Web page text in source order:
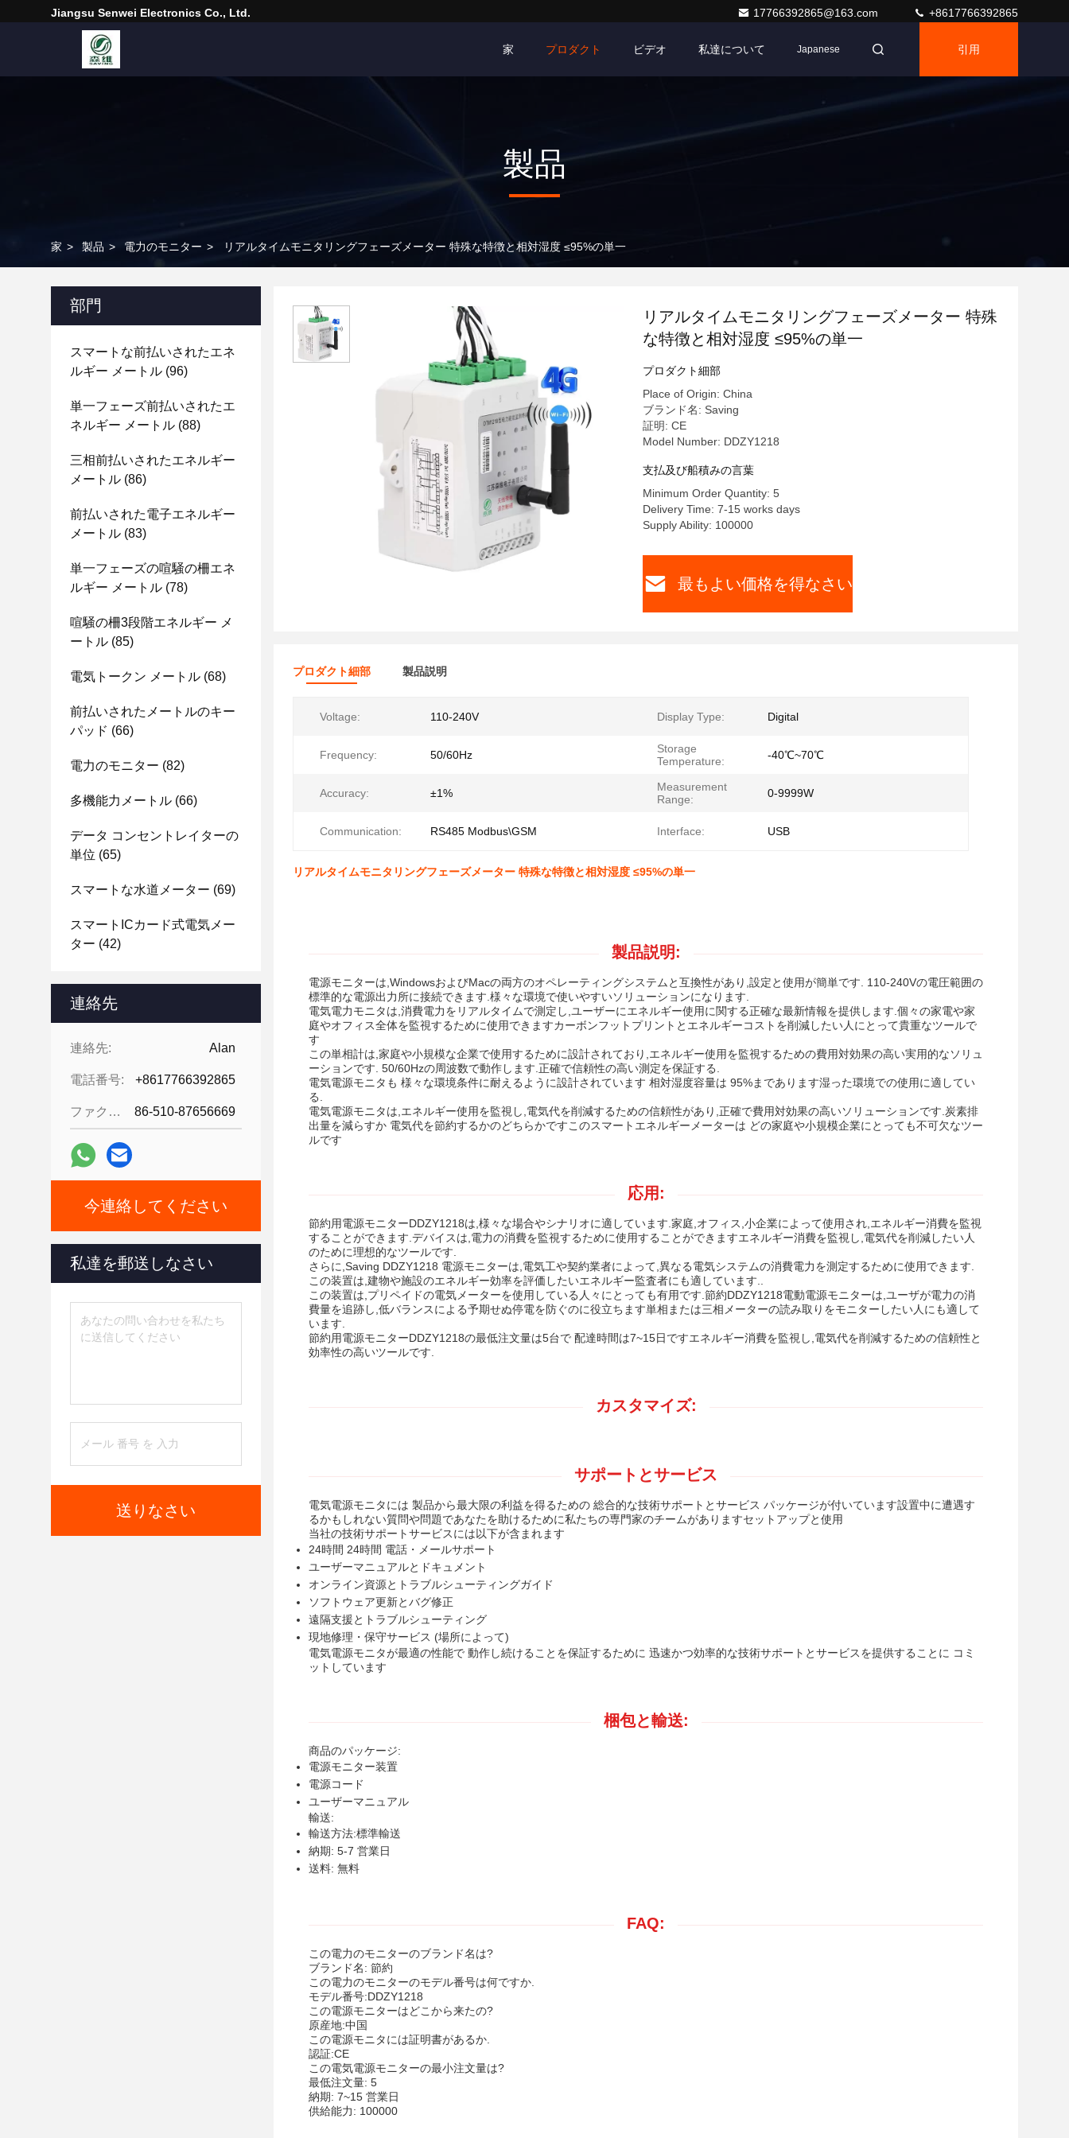
Jiangsu Senwei Electronics Co., Ltd. 17766392865@163.com +8617766392865
家 プロダクト ビデオ 私達について Japanese 引用
製品
家 > 製品 > 電力のモニター > リアルタイムモニタリングフェーズメーター 特殊な特徴と相対湿度 ≤95%の単一
部門
スマートな前払いされたエネ
ルギー メートル (96)
単一フェーズ前払いされたエ
ネルギー メートル (88)
三相前払いされたエネルギー
メートル (86)
前払いされた電子エネルギー
メートル (83)
単一フェーズの喧騒の柵エネ
ルギー メートル (78)
喧騒の柵3段階エネルギー メ
ートル (85)
電気トークン メートル (68)
前払いされたメートルのキー
パッド (66)
電力のモニター (82)
多機能力メートル (66)
データ コンセントレイターの
単位 (65)
スマートな水道メーター (69)
スマートICカード式電気メー
ター (42)
連絡先
連絡先: Alan
電話番号: +8617766392865
ファクシミリ: 86-510-87656669
今連絡してください
私達を郵送しなさい
送りなさい
リアルタイムモニタリングフェーズメーター 特殊
な特徴と相対湿度 ≤95%の単一
プロダクト細部
Place of Origin: China
ブランド名: Saving
証明: CE
Model Number: DDZY1218
支払及び船積みの言葉
Minimum Order Quantity: 5
Delivery Time: 7-15 works days
Supply Ability: 100000
最もよい価格を得なさい
プロダクト細部 製品説明
Voltage: 110-240V Display Type: Digital
Frequency: 50/60Hz
Storage
Temperature:
-40℃~70℃
Accuracy: ±1%
Measurement
Range:
0-9999W
Communication: RS485 Modbus\GSM Interface: USB
リアルタイムモニタリングフェーズメーター 特殊な特徴と相対湿度 ≤95%の単一
製品説明:
電源モニターは,WindowsおよびMacの両方のオペレーティングシステムと互換性があり,設定と使用が簡単です. 110-240Vの電圧範囲の
標準的な電源出力所に接続できます.様々な環境で使いやすいソリューションになります.
電気電力モニタは,消費電力をリアルタイムで測定し,ユーザーにエネルギー使用に関する正確な最新情報を提供します.個々の家電や家
庭やオフィス全体を監視するために使用できますカーボンフットプリントとエネルギーコストを削減したい人にとって貴重なツールで
す
この単相計は,家庭や小規模な企業で使用するために設計されており,エネルギー使用を監視するための費用対効果の高い実用的なソリュ
ーションです. 50/60Hzの周波数で動作します.正確で信頼性の高い測定を保証する.
電気電源モニタも 様々な環境条件に耐えるように設計されています 相対湿度容量は 95%まであります湿った環境での使用に適してい
る.
電気電源モニタは,エネルギー使用を監視し,電気代を削減するための信頼性があり,正確で費用対効果の高いソリューションです.炭素排
出量を減らすか 電気代を節約するかのどちらかですこのスマートエネルギーメーターは どの家庭や小規模企業にとっても不可欠なツー
ルです
応用:
節約用電源モニターDDZY1218は,様々な場合やシナリオに適しています.家庭,オフィス,小企業によって使用され,エネルギー消費を監視
することができます.デバイスは,電力の消費を監視するために使用することができますエネルギー消費を監視し,電気代を削減したい人
のために理想的なツールです.
さらに,Saving DDZY1218 電源モニターは,電気工や契約業者によって,異なる電気システムの消費電力を測定するために使用できます.
この装置は,建物や施設のエネルギー効率を評価したいエネルギー監査者にも適しています..
この装置は,プリペイドの電気メーターを使用している人々にとっても有用です.節約DDZY1218電動電源モニターは,ユーザが電力の消
費量を追跡し,低バランスによる予期せぬ停電を防ぐのに役立ちます単相または三相メーターの読み取りをモニターしたい人にも適して
います.
節約用電源モニターDDZY1218の最低注文量は5台で 配達時間は7~15日ですエネルギー消費を監視し,電気代を削減するための信頼性と
効率性の高いツールです.
カスタマイズ:
サポートとサービス
電気電源モニタには 製品から最大限の利益を得るための 総合的な技術サポートとサービス パッケージが付いています設置中に遭遇す
るかもしれない質問や問題であなたを助けるために私たちの専門家のチームがありますセットアップと使用
当社の技術サポートサービスには以下が含まれます
24時間 24時間 電話・メールサポート
ユーザーマニュアルとドキュメント
オンライン資源とトラブルシューティングガイド
ソフトウェア更新とバグ修正
遠隔支援とトラブルシューティング
現地修理・保守サービス (場所によって)
電気電源モニタが最適の性能で 動作し続けることを保証するために 迅速かつ効率的な技術サポートとサービスを提供することに コミ
ットしています
梱包と輸送:
商品のパッケージ:
電源モニター装置
電源コード
ユーザーマニュアル
輸送:
輸送方法:標準輸送
納期: 5-7 営業日
送料: 無料
FAQ:
この電力のモニターのブランド名は?
ブランド名: 節約
この電力のモニターのモデル番号は何ですか.
モデル番号:DDZY1218
この電源モニターはどこから来たの?
原産地:中国
この電源モニタには証明書があるか.
認証:CE
この電気電源モニターの最小注文量は?
最低注文量: 5
納期: 7~15 営業日
供給能力: 100000